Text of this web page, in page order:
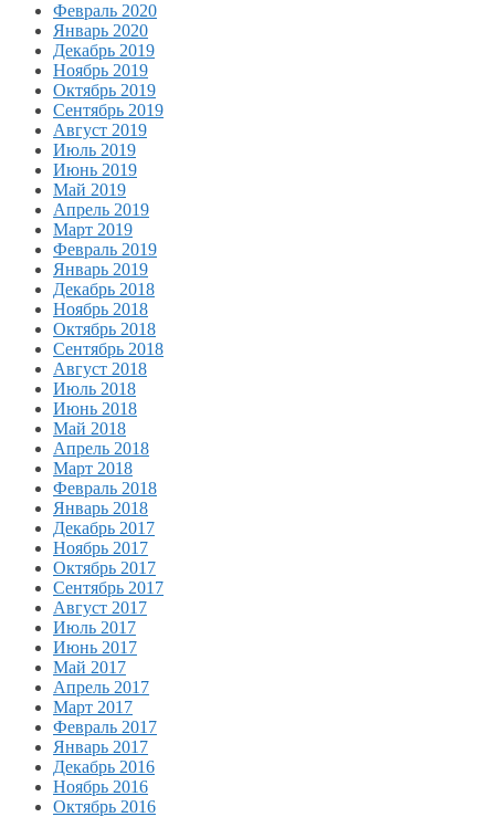
Февраль 2020
Январь 2020
Декабрь 2019
Ноябрь 2019
Октябрь 2019
Сентябрь 2019
Август 2019
Июль 2019
Июнь 2019
Май 2019
Апрель 2019
Март 2019
Февраль 2019
Январь 2019
Декабрь 2018
Ноябрь 2018
Октябрь 2018
Сентябрь 2018
Август 2018
Июль 2018
Июнь 2018
Май 2018
Апрель 2018
Март 2018
Февраль 2018
Январь 2018
Декабрь 2017
Ноябрь 2017
Октябрь 2017
Сентябрь 2017
Август 2017
Июль 2017
Июнь 2017
Май 2017
Апрель 2017
Март 2017
Февраль 2017
Январь 2017
Декабрь 2016
Ноябрь 2016
Октябрь 2016